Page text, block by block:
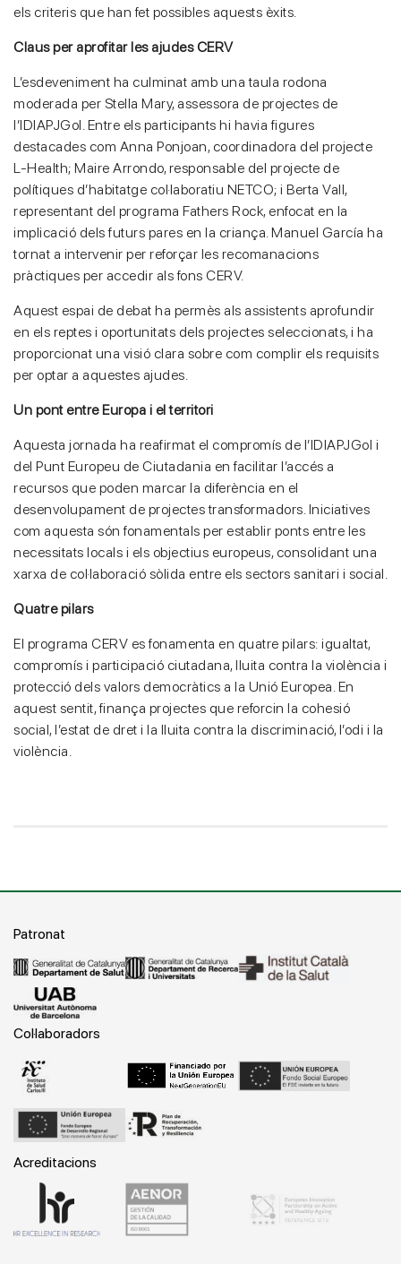
els criteris que han fet possibles aquests èxits.
Claus per aprofitar les ajudes CERV
L’esdeveniment ha culminat amb una taula rodona
moderada per Stella Mary, assessora de projectes de
l’IDIAPJGol. Entre els participants hi havia figures
destacades com Anna Ponjoan, coordinadora del projecte
L-Health; Maire Arrondo, responsable del projecte de
polítiques d’habitatge col·laboratiu NETCO; i Berta Vall,
representant del programa Fathers Rock, enfocat en la
implicació dels futurs pares en la criança. Manuel García ha
tornat a intervenir per reforçar les recomanacions
pràctiques per accedir als fons CERV.
Aquest espai de debat ha permès als assistents aprofundir
en els reptes i oportunitats dels projectes seleccionats, i ha
proporcionat una visió clara sobre com complir els requisits
per optar a aquestes ajudes.
Un pont entre Europa i el territori
Aquesta jornada ha reafirmat el compromís de l’IDIAPJGol i
del Punt Europeu de Ciutadania en facilitar l’accés a
recursos que poden marcar la diferència en el
desenvolupament de projectes transformadors. Iniciatives
com aquesta són fonamentals per establir ponts entre les
necessitats locals i els objectius europeus, consolidant una
xarxa de col·laboració sòlida entre els sectors sanitari i social.
Quatre pilars
El programa CERV es fonamenta en quatre pilars: igualtat,
compromís i participació ciutadana, lluita contra la violència i
protecció dels valors democràtics a la Unió Europea. En
aquest sentit, finança projectes que reforcin la cohesió
social, l’estat de dret i la lluita contra la discriminació, l’odi i la
violència.
Patronat
Col·laboradors
Acreditacions